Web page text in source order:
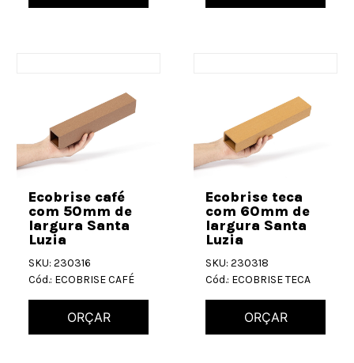
Ecobrise café
com 50mm de
largura Santa
Luzia
SKU: 230316
Cód.: ECOBRISE CAFÉ
ORÇAR
Ecobrise teca
com 60mm de
largura Santa
Luzia
SKU: 230318
Cód.: ECOBRISE TECA
ORÇAR